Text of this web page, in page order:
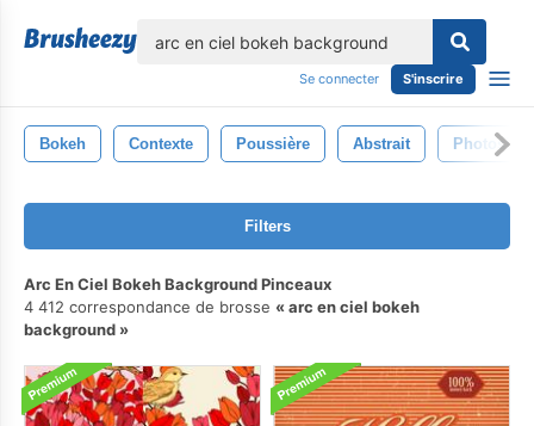
Se connecter S'inscrire
Bokeh Contexte Poussière Abstrait Photoshop
Filters
Arc En Ciel Bokeh Background Pinceaux
4 412 correspondance de brosse
arc en ciel bokeh
background